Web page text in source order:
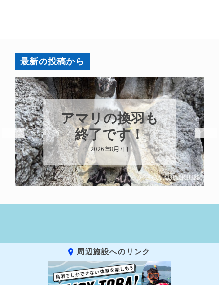
最新の投稿から
アマリの換羽も
終了です！
2026年8月7日
周辺施設へのリンク